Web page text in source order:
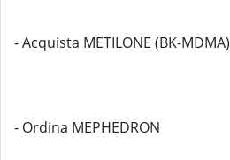
- Acquista METILONE (BK-MDMA)
- Ordina MEPHEDRON